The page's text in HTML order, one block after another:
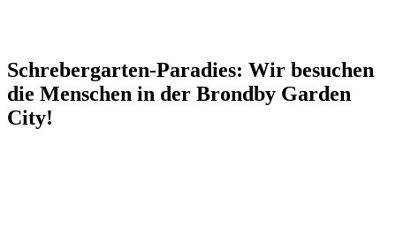
Schrebergarten-Paradies: Wir besuchen
die Menschen in der Brondby Garden
City!